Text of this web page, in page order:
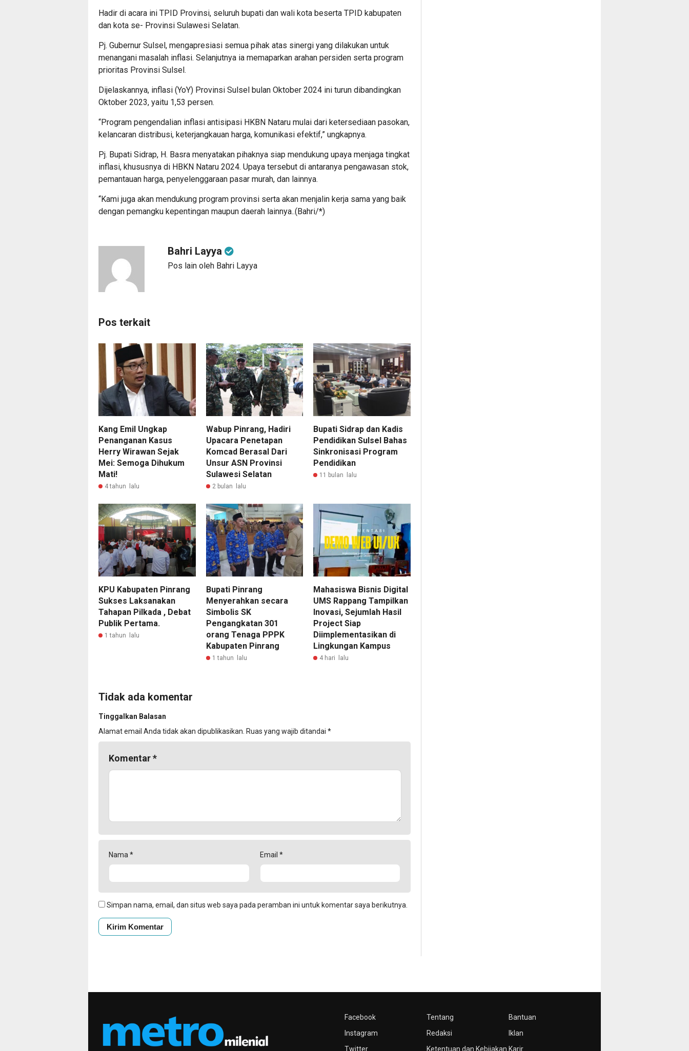
Hadir di acara ini TPID Provinsi, seluruh bupati dan wali kota beserta TPID kabupaten
dan kota se- Provinsi Sulawesi Selatan.
Pj. Gubernur Sulsel, mengapresiasi semua pihak atas sinergi yang dilakukan untuk
menangani masalah inflasi. Selanjutnya ia memaparkan arahan persiden serta program
prioritas Provinsi Sulsel.
Dijelaskannya, inflasi (YoY) Provinsi Sulsel bulan Oktober 2024 ini turun dibandingkan
Oktober 2023, yaitu 1,53 persen.
“Program pengendalian inflasi antisipasi HKBN Nataru mulai dari ketersediaan pasokan,
kelancaran distribusi, keterjangkauan harga, komunikasi efektif,” ungkapnya.
Pj. Bupati Sidrap, H. Basra menyatakan pihaknya siap mendukung upaya menjaga tingkat
inflasi, khususnya di HBKN Nataru 2024. Upaya tersebut di antaranya pengawasan stok,
pemantauan harga, penyelenggaraan pasar murah, dan lainnya.
“Kami juga akan mendukung program provinsi serta akan menjalin kerja sama yang baik
dengan pemangku kepentingan maupun daerah lainnya..(Bahri/*)
Bahri Layya
Pos lain oleh Bahri Layya
Pos terkait
Kang Emil Ungkap
Penanganan Kasus
Herry Wirawan Sejak
Mei: Semoga Dihukum
Mati!
4 tahun lalu
Wabup Pinrang, Hadiri
Upacara Penetapan
Komcad Berasal Dari
Unsur ASN Provinsi
Sulawesi Selatan
2 bulan lalu
Bupati Sidrap dan Kadis
Pendidikan Sulsel Bahas
Sinkronisasi Program
Pendidikan
11 bulan lalu
KPU Kabupaten Pinrang
Sukses Laksanakan
Tahapan Pilkada , Debat
Publik Pertama.
1 tahun lalu
Bupati Pinrang
Menyerahkan secara
Simbolis SK
Pengangkatan 301
orang Tenaga PPPK
Kabupaten Pinrang
1 tahun lalu
Mahasiswa Bisnis Digital
UMS Rappang Tampilkan
Inovasi, Sejumlah Hasil
Project Siap
Diimplementasikan di
Lingkungan Kampus
4 hari lalu
Tidak ada komentar
Tinggalkan Balasan
Alamat email Anda tidak akan dipublikasikan. Ruas yang wajib ditandai *
Komentar*
Nama * Email *
Simpan nama, email, dan situs web saya pada peramban ini untuk komentar saya berikutnya.
Facebook
Instagram
Twitter
Tentang
Redaksi
Ketentuan dan Kebijakan
Bantuan
Iklan
Karir